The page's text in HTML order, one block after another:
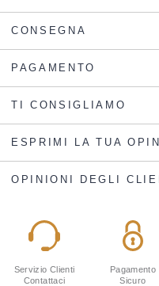
CONSEGNA
PAGAMENTO
TI CONSIGLIAMO
ESPRIMI LA TUA
OPINIONI DEGLI
Servizio Clienti
Contattaci
Pagamento
Sicuro